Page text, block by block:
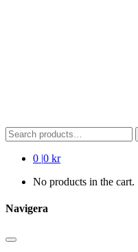
Search
for:
0 |0 kr
No products in the cart.
Navigera